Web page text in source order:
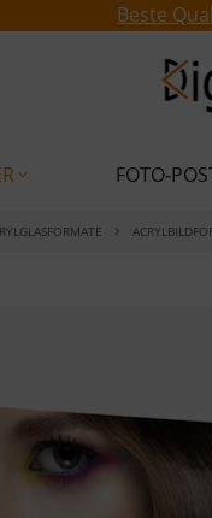
Beste
FOTO-